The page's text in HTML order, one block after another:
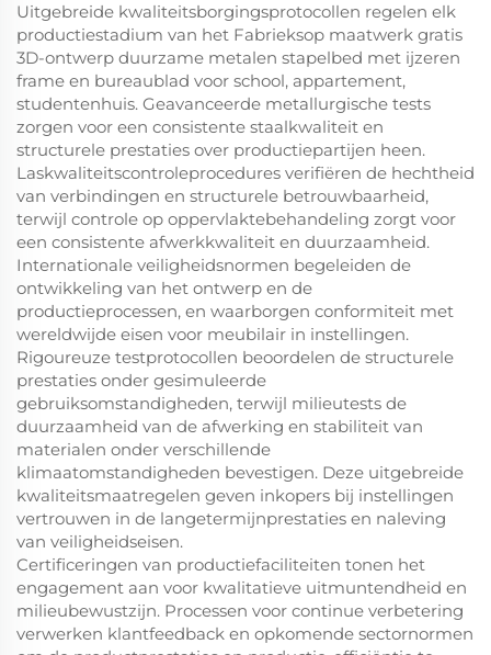
Uitgebreide kwaliteitsborgingsprotocollen regelen elk
productiestadium van het Fabrieksop maatwerk gratis
3D-ontwerp duurzame metalen stapelbed met ijzeren
frame en bureaublad voor school, appartement,
studentenhuis. Geavanceerde metallurgische tests
zorgen voor een consistente staalkwaliteit en
structurele prestaties over productiepartijen heen.
Laskwaliteitscontroleprocedures verifiëren de hechtheid
van verbindingen en structurele betrouwbaarheid,
terwijl controle op oppervlaktebehandeling zorgt voor
een consistente afwerkkwaliteit en duurzaamheid.
Internationale veiligheidsnormen begeleiden de
ontwikkeling van het ontwerp en de
productieprocessen, en waarborgen conformiteit met
wereldwijde eisen voor meubilair in instellingen.
Rigoureuze testprotocollen beoordelen de structurele
prestaties onder gesimuleerde
gebruiksomstandigheden, terwijl milieutests de
duurzaamheid van de afwerking en stabiliteit van
materialen onder verschillende
klimaatomstandigheden bevestigen. Deze uitgebreide
kwaliteitsmaatregelen geven inkopers bij instellingen
vertrouwen in de langetermijnprestaties en naleving
van veiligheidseisen.
Certificeringen van productiefaciliteiten tonen het
engagement aan voor kwalitatieve uitmuntendheid en
milieubewustzijn. Processen voor continue verbetering
verwerken klantfeedback en opkomende sectornormen